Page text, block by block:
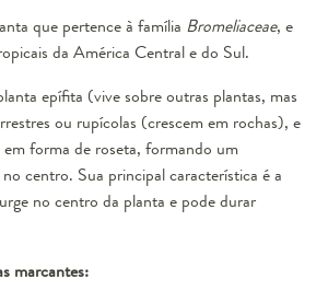
que pertence à família Bromeliaceae, e
da América Central e do Sul.
epífita (vive sobre outras plantas, mas
ou rupícolas (crescem em rochas), e
forma de roseta, formando um
centro. Sua principal característica é a
no centro da planta e pode durar
marcantes: